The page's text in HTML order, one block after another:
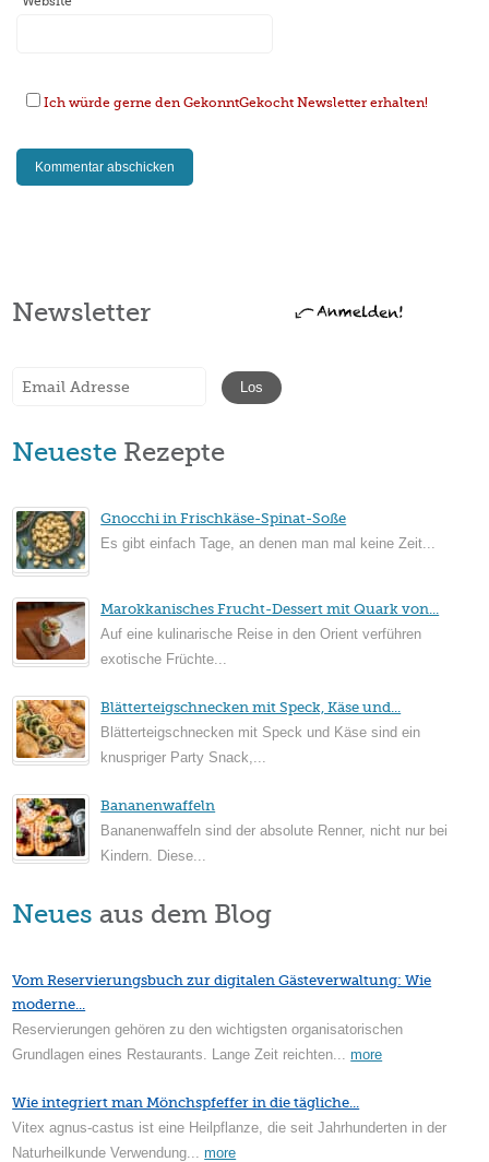
Ich würde gerne den GekonntGekocht Newsletter erhalten!
Newsletter
Neueste Rezepte
Gnocchi in Frischkäse-Spinat-Soße
Es gibt einfach Tage, an denen man mal keine Zeit...
Marokkanisches Frucht-Dessert mit Quark von...
Auf eine kulinarische Reise in den Orient verführen
exotische Früchte...
Blätterteigschnecken mit Speck, Käse und...
Blätterteigschnecken mit Speck und Käse sind ein
knuspriger Party Snack,...
Bananenwaffeln
Bananenwaffeln sind der absolute Renner, nicht nur bei
Kindern. Diese...
Neues aus dem Blog
Vom Reservierungsbuch zur digitalen Gästeverwaltung: Wie
moderne...
Reservierungen gehören zu den wichtigsten organisatorischen
Grundlagen eines Restaurants. Lange Zeit reichten...more
Wie integriert man Mönchspfeffer in die tägliche...
Vitex agnus-castus ist eine Heilpflanze, die seit Jahrhunderten in der
Naturheilkunde Verwendung...more